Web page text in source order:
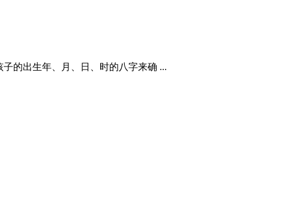
的出生年、月、日、时的八字来确 ...